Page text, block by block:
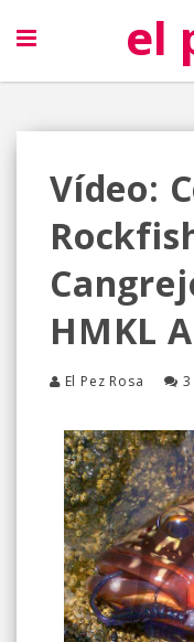
el
Vídeo:
HMKL
El Pez Rosa